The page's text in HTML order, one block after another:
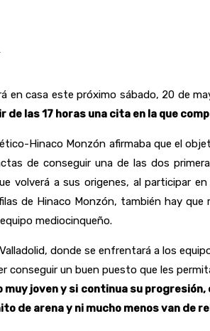
en casa este próximo sábado, 20 de
las 17 horas una cita en la que
Hinaco Monzón afirmaba que el
de conseguir una de las dos
volverá a sus origenes, al participar
de Hinaco Monzón, también hay
mediocinqueño.
donde se enfrentará a los
conseguir un buen puesto que les
muy joven y si continua su
de arena y ni mucho menos van de